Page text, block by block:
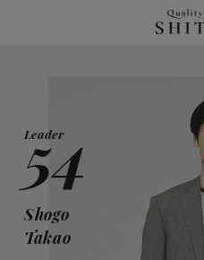
Leader
54
Shogo
Takao